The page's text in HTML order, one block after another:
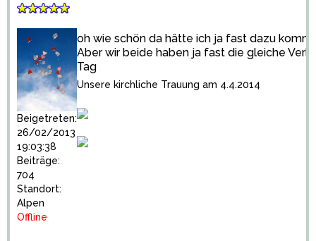
Beigetreten:
26/02/2013
19:03:38
Beiträge:
704
Standort:
Alpen
Offline
oh wie schön da hätte ich ja fast dazu
Aber wir beide haben ja fast die gleiche
Tag
Unsere kirchliche Trauung am 4.4.2014